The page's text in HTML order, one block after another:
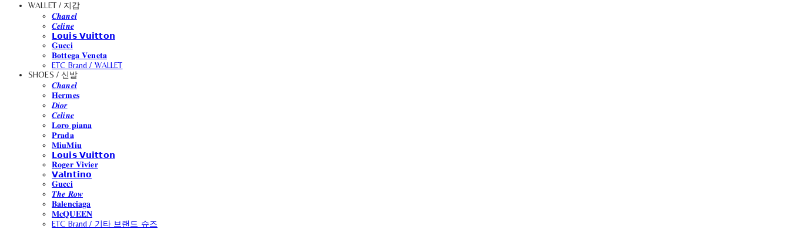
WALLET / 지갑
𝑪𝒉𝒂𝒏𝒆𝒍
𝑪𝒆𝒍𝒊𝒏𝒆
𝗟𝗼𝘂𝗶𝘀 𝗩𝘂𝗶𝘁𝘁𝗼𝗻
𝐆𝐮𝐜𝐜𝐢
𝐁𝐨𝐭𝐭𝐞𝐠𝐚 𝐕𝐞𝐧𝐞𝐭𝐚
ETC Brand / WALLET
SHOES / 신발
𝑪𝒉𝒂𝒏𝒆𝒍
𝐇𝐞𝐫𝐦𝐞𝐬
𝑫𝒊𝒐𝒓
𝑪𝒆𝒍𝒊𝒏𝒆
𝐋𝐨𝐫𝐨 𝐩𝐢𝐚𝐧𝐚
𝐏𝐫𝐚𝐝𝐚
𝐌𝐢𝐮𝐌𝐢𝐮
𝗟𝗼𝘂𝗶𝘀 𝗩𝘂𝗶𝘁𝘁𝗼𝗻
𝐑𝐨𝐠𝐞𝐫 𝐕𝐢𝐯𝐢𝐞𝐫
𝗩𝗮𝗹𝗻𝘁𝗶𝗻𝗼
𝐆𝐮𝐜𝐜𝐢
𝑻𝒉𝒆 𝑹𝒐𝒘
𝐁𝐚𝐥𝐞𝐧𝐜𝐢𝐚𝐠𝐚
𝐌𝐜𝐐𝐔𝐄𝐄𝐍
ETC Brand / 기타 브랜드 슈즈